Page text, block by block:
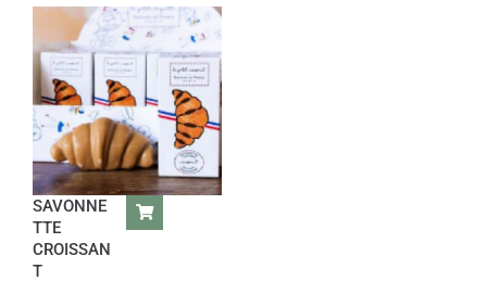
SAVONNE
TTE
CROISSAN
T